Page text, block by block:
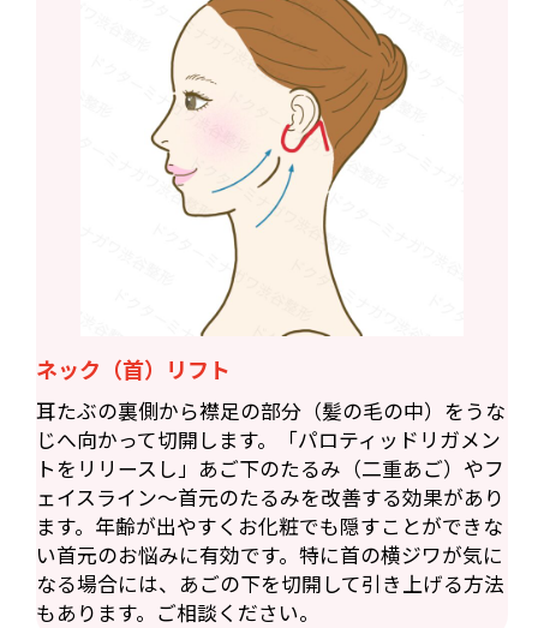
ネック（首）リフト
耳たぶの裏側から襟足の部分（髪の毛の中）をうな
じへ向かって切開します。「パロティッドリガメン
トをリリースし」あご下のたるみ（二重あご）やフ
ェイスライン〜首元のたるみを改善する効果があり
ます。年齢が出やすくお化粧でも隠すことができな
い首元のお悩みに有効です。特に首の横ジワが気に
なる場合には、あごの下を切開して引き上げる方法
もあります。ご相談ください。